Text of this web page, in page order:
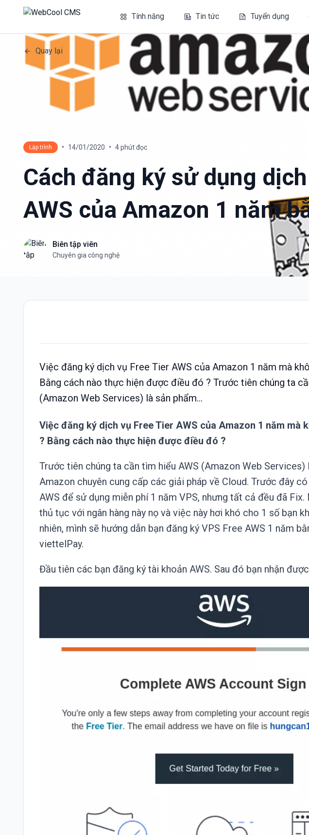
Tính năng Tin tức Tuyển dụng
Quay lại
Lập trình • 14/01/2020 • 4 phút đọc
Cách đăng ký sử dụng
AWS của Amazon 1 năm
Biên tập viên
Chuyên gia công nghệ
Việc đăng ký dịch vụ Free Tier AWS của Amazon 1 năm mà
Bằng cách nào thực hiện được điều đó ? Trước tiên chúng ta
(Amazon Web Services) là sản phẩm...
Việc đăng ký dịch vụ Free Tier AWS của Amazon 1 năm mà
? Bằng cách nào thực hiện được điều đó ?
Trước tiên chúng ta cần tìm hiểu AWS (Amazon Web Services)
Amazon chuyên cung cấp các giải pháp về Cloud. Trước đây
AWS để sử dụng miễn phí 1 năm VPS, nhưng tất cả đều đã
thủ tục với ngân hàng này nọ và việc này hơi khó cho 1 số bạn
nhiên, mình sẽ hướng dẫn bạn đăng ký VPS Free AWS 1 năm
viettelPay.
Đầu tiên các bạn đăng ký tài khoản AWS. Sau đó bạn nhận